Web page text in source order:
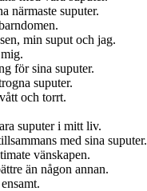
närmaste suputer.
min suput och jag.
för sina suputer.
suputer.
och torrt.
suputer i mitt liv.
med sina suputer.
vänskapen.
än någon annan.